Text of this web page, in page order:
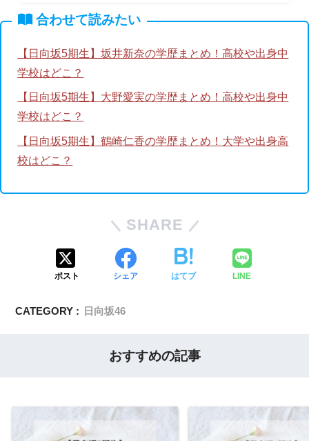
合わせて読みたい
【日向坂5期生】坂井新奈の学歴まとめ！高校や出身中
学校はどこ？
【日向坂5期生】大野愛実の学歴まとめ！高校や出身中
学校はどこ？
【日向坂5期生】鶴崎仁香の学歴まとめ！大学や出身高
校はどこ？
SHARE
ポスト シェア はてブ LINE
CATEGORY : 日向坂46
おすすめの記事